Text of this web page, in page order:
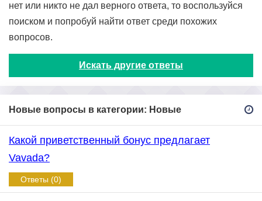
нет или никто не дал верного ответа, то воспользуйся
поиском и попробуй найти ответ среди похожих
вопросов.
Искать другие ответы
Новые вопросы в категории: Новые
Какой приветственный бонус предлагает
Vavada?
Ответы (0)